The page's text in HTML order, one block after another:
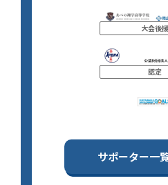
大会後援
認定
サポーター一